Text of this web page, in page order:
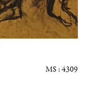
MS : 4309